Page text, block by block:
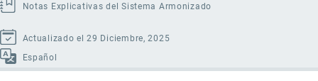
Notas Explicativas del Sistema Armonizado
Actualizado el 29 Diciembre, 2025
Español